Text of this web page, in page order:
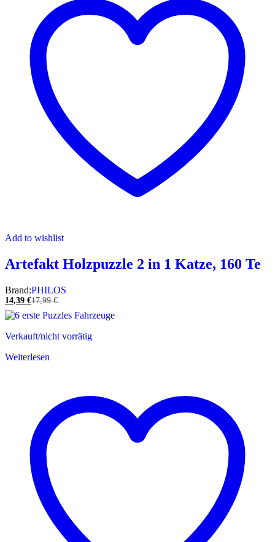
Add to wishlist
Artefakt Holzpuzzle 2 in 1 Katze, 160 Te
Brand:PHILOS
14,39 €17,99€
Verkauft/nicht vorrätig
Weiterlesen